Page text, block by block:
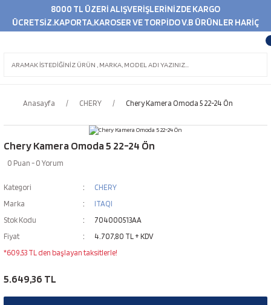
8000 TL ÜZERİ ALIŞVERİŞLERİNİZDE KARGO
ÜCRETSİZ.KAPORTA,KAROSER VE TORPİDO V.B ÜRÜNLER HARİÇ
Anasayfa CHERY Chery Kamera Omoda 5 22-24 Ön
Chery Kamera Omoda 5 22-24 Ön
0 Puan - 0 Yorum
Kategori
CHERY
Marka
ITAQI
Stok Kodu
704000513AA
Fiyat
4.707,80 TL + KDV
*609,53 TL den başlayan taksitlerle!
5.649,36 TL